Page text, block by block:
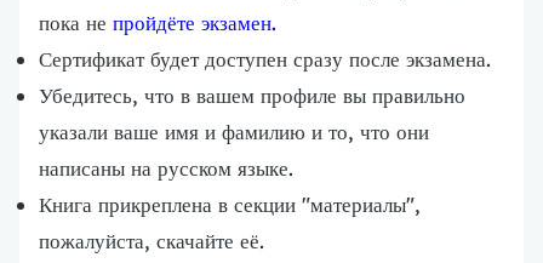
пока не пройдёте экзамен.
Сертификат будет доступен сразу после экзамена.
Убедитесь, что в вашем профиле вы правильно
указали ваше имя и фамилию и то, что они
написаны на русском языке.
Книга прикреплена в секции "материалы",
пожалуйста, скачайте её.